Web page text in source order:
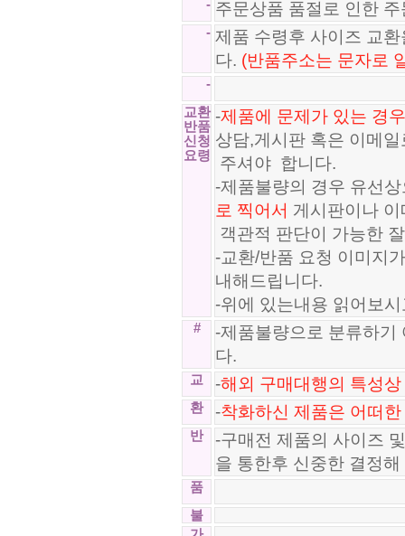
- 주문상품 품절로 인한
- 제품 수령후 사이즈 교
다. (반품주소는 문자로
-
교환
반품
신청
요령
-제품에 문제가 있는 경
상담,게시판 혹은 이메
주셔야 합니다.
-제품불량의 경우 유선
로 찍어서 게시판이나
객관적 판단이 가능한
-교환/반품 요청 이미지
내해드립니다.
-위에 있는내용 읽어보
#
-제품불량으로 분류하기
다.
교 -해외 구매대행의 특성
환 -착화하신 제품은 어떠
반
-구매전 제품의 사이즈
을 통한후 신중한 결정
품
불